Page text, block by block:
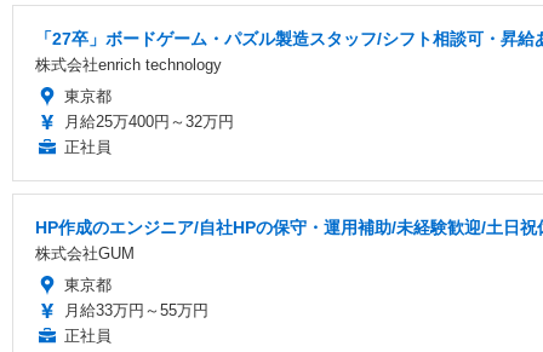
「27卒」ボードゲーム・パズル製造スタッフ/シフト相談可・昇
株式会社enrich technology
東京都
月給25万400円～32万円
正社員
HP作成のエンジニア/自社HPの保守・運用補助/未経験歓迎/土日祝
株式会社GUM
東京都
月給33万円～55万円
正社員